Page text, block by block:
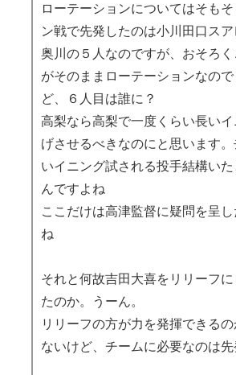
ローテーションについてはそも
ン戦で先発したのは小川田口スア
奥川の５人なのですが、おそろく
がそのままローテーションなの
ど、６人目は誰に？
高梨なら高梨で一度くらい長い
げさせるべきなのにと思います
いイニング試される投手結構いた
んですよね
ここだけは高津監督に疑問を呈
ね
それと何故吉田大喜をリリーフに
たのか。うーん。
リリーフの方が力を発揮できる
ないけど、チームに必要なのは先